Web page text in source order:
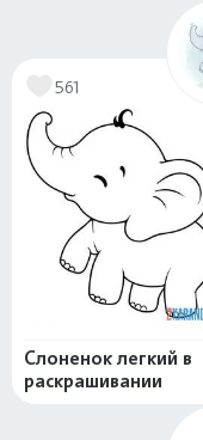
561
Слоненок легкий в
раскрашивании